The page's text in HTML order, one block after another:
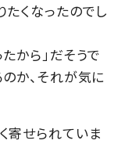
くなったのでし
から」だそうで
か、それが気に
寄せられていま